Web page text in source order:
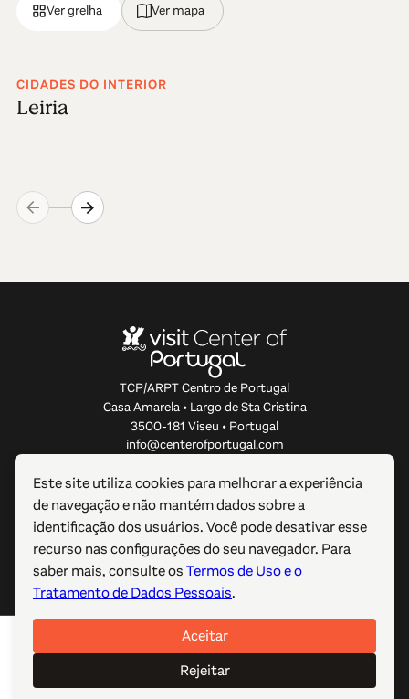
Ver grelha Ver mapa
CIDADES DO INTERIOR
Leiria
TCP/ARPT Centro de Portugal
Casa Amarela • Largo de Sta Cristina
3500-181 Viseu • Portugal
info@centerofportugal.com
SOBRE ESTE WEBSITE
LIGAÇÕES ÚTEIS
SIGA-NOS
© 2012-2026 TCP/ARPT Centro de Portugal. Todos os
direitos reservados. Made byGOMO Digital
Este site utiliza cookies para melhorar a experiência
de navegação e não mantém dados sobre a
identificação dos usuários. Você pode desativar esse
recurso nas configurações do seu navegador. Para
saber mais, consulte osTermos de Uso e o
Tratamento de Dados Pessoais.
Aceitar
Rejeitar